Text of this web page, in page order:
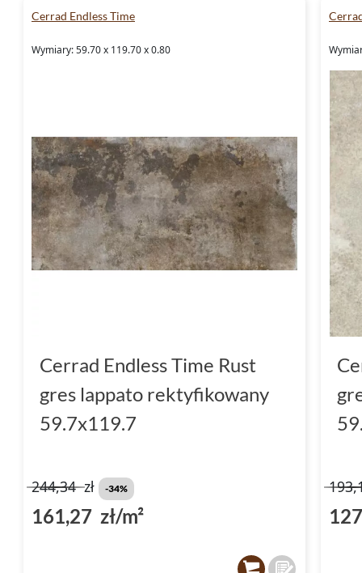
Cerrad Endless Time
Wymiary: 59.70 x 119.70 x 0.80
Cerrad Endless Time Rust
gres lappato rektyfikowany
59.7x119.7
244,34zł -34%
161,27 zł/m²